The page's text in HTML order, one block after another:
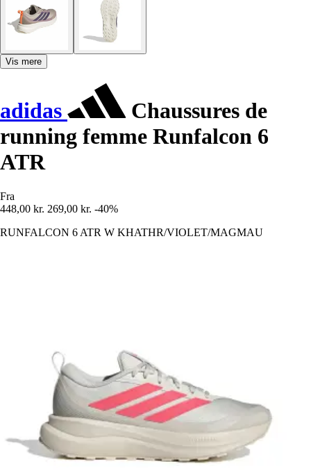
Vis mere
adidas
Chaussures de
running femme Runfalcon 6
ATR
Fra
448,00 kr. 269,00 kr. -40%
RUNFALCON 6 ATR W KHATHR/VIOLET/MAGMAU